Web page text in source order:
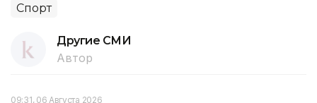
Спорт
Другие СМИ
Автор
09:31, 06 Августа 2026